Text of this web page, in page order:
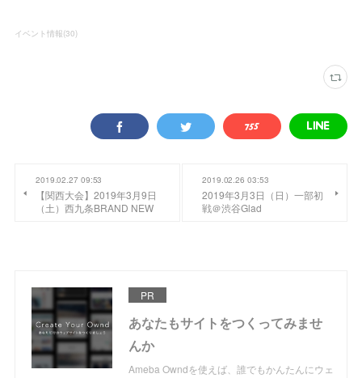
イベント情報(30)
2019.02.27 09:53
【関西大会】2019年3月9日
（土）西九条BRAND NEW
2019.02.26 03:53
2019年3月3日（日）一部初
戦＠渋谷Glad
PR
あなたもサイトをつくってみませ
んか
Ameba Owndを使えば、誰でもかんたんにウェ